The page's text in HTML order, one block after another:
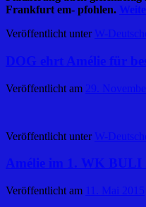
Frankfurt em- pfohlen.
Veröffentlicht unter W-
DOG ehrt Amélie für
Veröffentlicht am 29.
Veröffentlicht unter W-
Amélie im 1. WK BULI
Veröffentlicht am 11. Mai 2015